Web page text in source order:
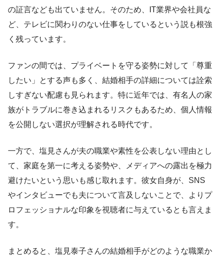
の証言なども出ていません。そのため、IT業界や会社員な
ど、テレビに関わりのない仕事をしているという説も根強
く残っています。
ファンの間では、プライベートを守る姿勢に対して「尊重
したい」とする声も多く、結婚相手の詳細については詮索
しすぎない配慮も見られます。特に近年では、有名人の家
族がトラブルに巻き込まれるリスクもあるため、個人情報
を公開しない選択が理解される時代です。
一方で、塩見さんが夫の職業や素性を公表しない理由とし
て、家庭を第一に考える姿勢や、メディアへの露出を極力
避けたいという思いも感じ取れます。彼女自身が、SNS
やインタビューでも夫について言及しないことで、よりプ
ロフェッショナルな印象を視聴者に与えているとも言えま
す。
まとめると、塩見泰子さんの結婚相手がどのような職業か